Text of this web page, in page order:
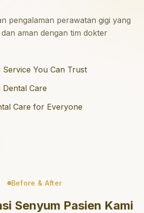
pengalaman perawatan gigi yang
aman dengan tim dokter
You Can Trust
Care
Care for Everyone
Before & After
Senyum Pasien Kami